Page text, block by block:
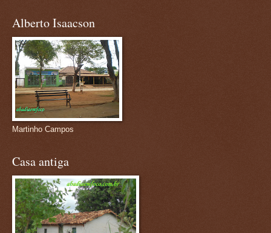
Alberto Isaacson
Martinho Campos
Casa antiga